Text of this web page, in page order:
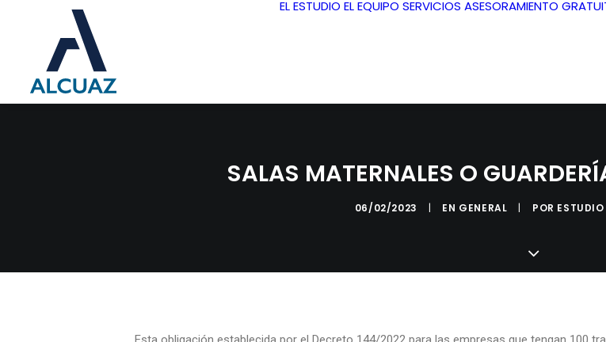
EL ESTUDIO EL EQUIPO SERVICIOS ASESORAMIENTO
SALAS MATERNALES O
06/02/2023 | EN GENERAL | POR